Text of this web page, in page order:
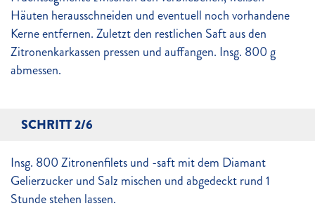
Häuten herausschneiden und eventuell noch vorhandene
Kerne entfernen. Zuletzt den restlichen Saft aus den
Zitronenkarkassen pressen und auffangen. Insg. 800 g
abmessen.
SCHRITT 2/6
Insg. 800 Zitronenfilets und -saft mit dem Diamant
Gelierzucker und Salz mischen und abgedeckt rund 1
Stunde stehen lassen.